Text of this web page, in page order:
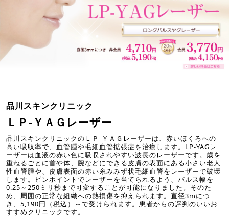
品川スキンクリニック
ＬＰ-ＹＡＧレーザー
品川スキンクリニックのＬＰ-ＹＡＧレーザーは、赤いほくろへの
高い吸収率で、血管腫や毛細血管拡張症を治療します。LP-YAGレ
ーザーは血液の赤い色に吸収されやすい波長のレーザーです。歳を
重ねるごとに首や体、腕などにできる皮膚の表面にある小さい老人
性血管腫や、皮膚表面の赤い糸みみず状毛細血管をレーザーで破壊
します。ピンポイントでレーザーを当てられるよう、パルス幅を
0.25～250ミリ秒まで可変することが可能になりました。そのた
め、周囲の正常な組織への熱損傷を抑えられます。直径3mにつ
き、5,190円（税込）～で受けられます。患者からの評判のいいお
すすめクリニックです。